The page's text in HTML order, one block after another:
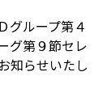
グループ第４
グ第９節セレ
知らせいたし